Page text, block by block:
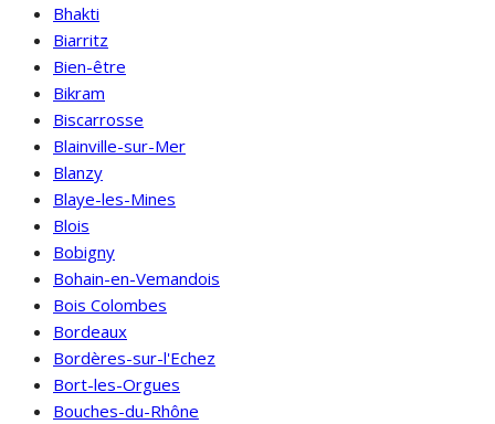
Bhakti
Biarritz
Bien-être
Bikram
Biscarrosse
Blainville-sur-Mer
Blanzy
Blaye-les-Mines
Blois
Bobigny
Bohain-en-Vemandois
Bois Colombes
Bordeaux
Bordères-sur-l'Echez
Bort-les-Orgues
Bouches-du-Rhône